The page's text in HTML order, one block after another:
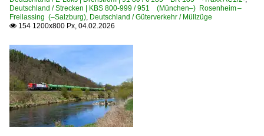
Deutschland / Strecken | KBS 800-999 / 951 (München–) Rosenheim –
Freilassing (–Salzburg), Deutschland / Güterverkehr / Müllzüge
 154 1200x800 Px, 04.02.2026